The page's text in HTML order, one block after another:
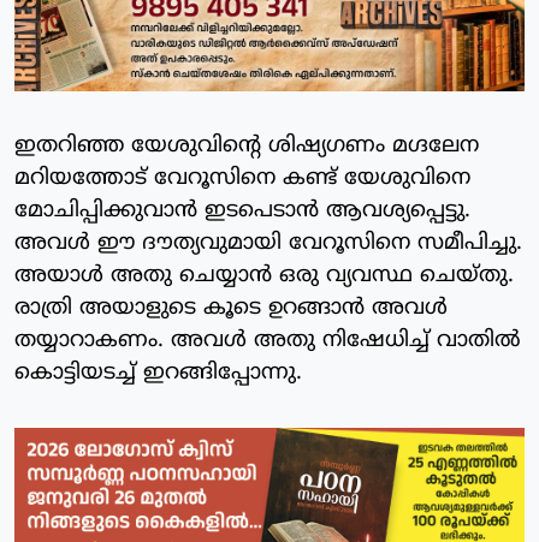
ഇതറിഞ്ഞ യേശുവിന്റെ ശിഷ്യഗണം മഗ്ദലേന
മറിയത്തോട് വേറൂസിനെ കണ്ട് യേശുവിനെ
മോചിപ്പിക്കുവാന്‍ ഇടപെടാന്‍ ആവശ്യപ്പെട്ടു.
അവള്‍ ഈ ദൗത്യവുമായി വേറൂസിനെ സമീപിച്ചു.
അയാള്‍ അതു ചെയ്യാന്‍ ഒരു വ്യവസ്ഥ ചെയ്തു.
രാത്രി അയാളുടെ കൂടെ ഉറങ്ങാന്‍ അവള്‍
തയ്യാറാകണം. അവള്‍ അതു നിഷേധിച്ച് വാതില്‍
കൊട്ടിയടച്ച് ഇറങ്ങിപ്പോന്നു.